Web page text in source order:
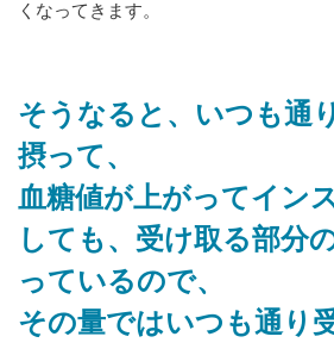
くなってきます。
そうなると、いつも通
摂って、
血糖値が上がってイン
しても、受け取る部分
っているので、
その量ではいつも通り